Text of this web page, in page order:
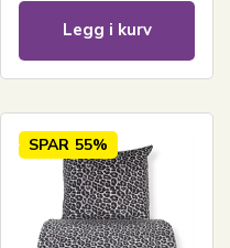
Legg i kurv
SPAR 55%